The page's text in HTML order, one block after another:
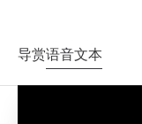
导赏语音文本